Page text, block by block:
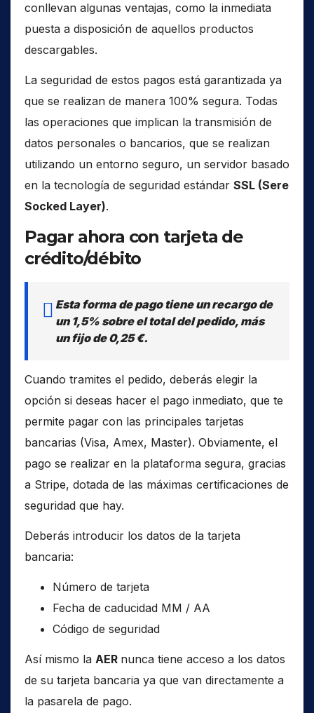
conllevan algunas ventajas, como la inmediata
puesta a disposición de aquellos productos
descargables.
La seguridad de estos pagos está garantizada ya
que se realizan de manera 100% segura. Todas
las operaciones que implican la transmisión de
datos personales o bancarios, que se realizan
utilizando un entorno seguro, un servidor basado
en la tecnología de seguridad estándar SSL (Sere
Socked Layer).
Pagar ahora con tarjeta de
crédito/débito
Esta forma de pago tiene un recargo de
un 1,5% sobre el total del pedido, más
un fijo de 0,25 €.
Cuando tramites el pedido, deberás elegir la
opción si deseas hacer el pago inmediato, que te
permite pagar con las principales tarjetas
bancarias (Visa, Amex, Master). Obviamente, el
pago se realizar en la plataforma segura, gracias
a Stripe, dotada de las máximas certificaciones de
seguridad que hay.
Deberás introducir los datos de la tarjeta
bancaria:
Número de tarjeta
Fecha de caducidad MM / AA
Código de seguridad
Así mismo la AER nunca tiene acceso a los datos
de su tarjeta bancaria ya que van directamente a
la pasarela de pago.